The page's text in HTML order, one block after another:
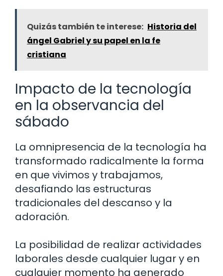
Quizás también te interese: Historia del
ángel Gabriel y su papel en la fe
cristiana
Impacto de la tecnología
en la observancia del
sábado
La omnipresencia de la tecnología ha
transformado radicalmente la forma
en que vivimos y trabajamos,
desafiando las estructuras
tradicionales del descanso y la
adoración.
La posibilidad de realizar actividades
laborales desde cualquier lugar y en
cualquier momento ha generado